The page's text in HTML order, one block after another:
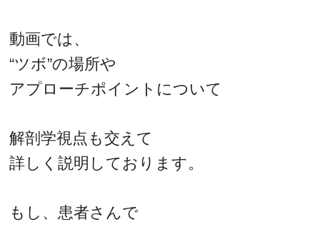
動画では、
“ツボ”の場所や
アプローチポイントについて
解剖学視点も交えて
詳しく説明しております。
もし、患者さんで